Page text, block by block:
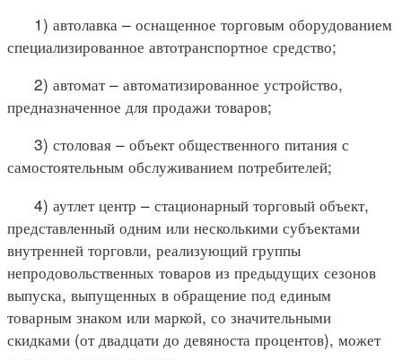
1) автолавка – оснащенное торговым оборудованием
специализированное автотранспортное средство;
2) автомат – автоматизированное устройство,
предназначенное для продажи товаров;
3) столовая – объект общественного питания с
самостоятельным обслуживанием потребителей;
4) аутлет центр – стационарный торговый объект,
представленный одним или несколькими субъектами
внутренней торговли, реализующий группы
непродовольственных товаров из предыдущих сезонов
выпуска, выпущенных в обращение под единым
товарным знаком или маркой, со значительными
скидками (от двадцати до девяноста процентов), может